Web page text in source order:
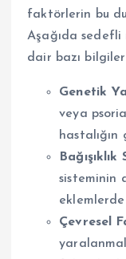
faktörlerin bu
Aşağıda sedefli
dair bazı
Genetik
veya
sisteminin
Çevresel